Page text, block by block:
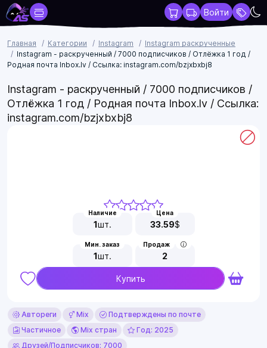
Войти
Главная Категории Instagram
Instagram раскрученные
Instagram - раскрученный / 7000 подписчиков / Отлёжка 1 год /
Родная почта Inbox.lv / Ссылка: instagram.com/bzjxbxbj8
Instagram - раскрученный / 7000 подписчиков /
Отлёжка 1 год / Родная почта Inbox.lv / Ссылка:
instagram.com/bzjxbxbj8
Наличие
1шт.
Цена
33.59$
Мин. заказ
1шт.
Продаж
2
Купить
Автореги Mix
Подтверждены по почте
Частичное
Mix стран
Год: 2025
Друзей/Подписчиков: 7000